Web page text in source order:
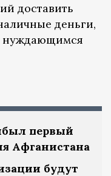
доставить
деньги,
нуждающимся
первый
Афганистана
будут